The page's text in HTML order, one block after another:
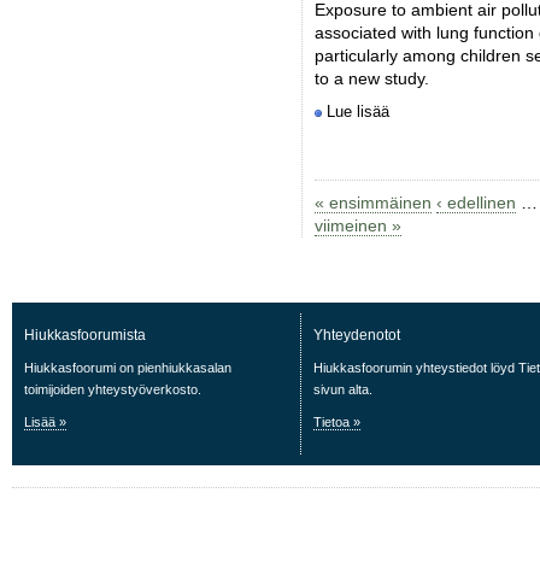
Exposure to ambient air
associated with lung
particularly among children
to a new study.
Lue lisää
« ensimmäinen ‹ edellinen …
viimeinen »
Hiukkasfoorumista
Hiukkasfoorumi on pienhiukkasalan
toimijoiden yhteystyöverkosto.
Lisää »
Yhteydenotot
Hiukkasfoorumin yhteystiedot löyd
sivun alta.
Tietoa »